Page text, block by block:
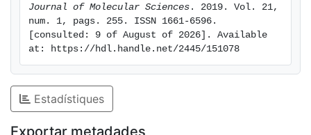
Journal of Molecular Sciences . 2019. Vol. 21,
num. 1, pags. 255. ISSN 1661-6596.
[consulted: 9 of August of 2026]. Available
at: https://hdl.handle.net/2445/151078
Estadístiques
Exportar metadades